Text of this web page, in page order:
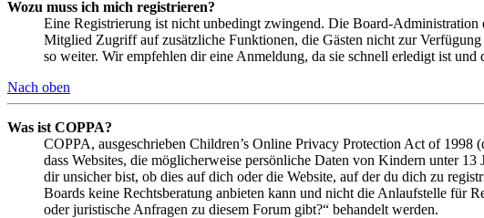
Wozu muss ich mich registrieren?
Eine Registrierung ist nicht unbedingt zwingend. Die Board-Administration
Mitglied Zugriff auf zusätzliche Funktionen, die Gästen nicht zur
so weiter. Wir empfehlen dir eine Anmeldung, da sie schnell erledigt ist und
Nach oben
Was ist COPPA?
COPPA, ausgeschrieben Children’s Online Privacy Protection Act of
dass Websites, die möglicherweise persönliche Daten von Kindern unter
dir unsicher bist, ob dies auf dich oder die Website, auf der du dich zu
Boards keine Rechtsberatung anbieten kann und nicht die Anlaufstelle für
oder juristische Anfragen zu diesem Forum gibt?“ behandelt werden.